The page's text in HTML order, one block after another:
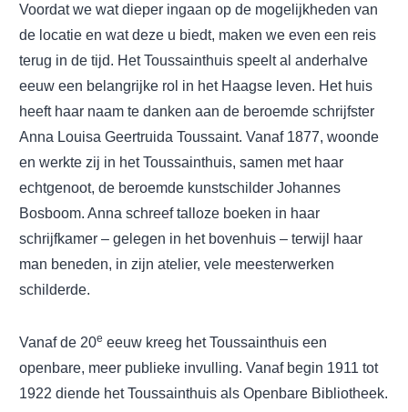
Voordat we wat dieper ingaan op de mogelijkheden van
de locatie en wat deze u biedt, maken we even een reis
terug in de tijd. Het Toussainthuis speelt al anderhalve
eeuw een belangrijke rol in het Haagse leven. Het huis
heeft haar naam te danken aan de beroemde schrijfster
Anna Louisa Geertruida Toussaint. Vanaf 1877, woonde
en werkte zij in het Toussainthuis, samen met haar
echtgenoot, de beroemde kunstschilder Johannes
Bosboom. Anna schreef talloze boeken in haar
schrijfkamer – gelegen in het bovenhuis – terwijl haar
man beneden, in zijn atelier, vele meesterwerken
schilderde.
Vanaf de 20e eeuw kreeg het Toussainthuis een
openbare, meer publieke invulling. Vanaf begin 1911 tot
1922 diende het Toussainthuis als Openbare Bibliotheek.